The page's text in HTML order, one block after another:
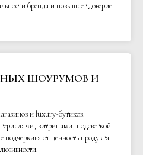
бренда и повышает доверие
ШОУРУМОВ И
и luxury-бутиков.
витринами, подсветкой
подчеркивают ценность продукта